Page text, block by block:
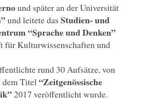
und später an der Universität
und leitete das Studien- und
“Sprache und Denken”
für Kulturwissenschaften und
rund 30 Aufsätze, von
dem Titel “Zeitgenössische
2017 veröffentlicht wurde.